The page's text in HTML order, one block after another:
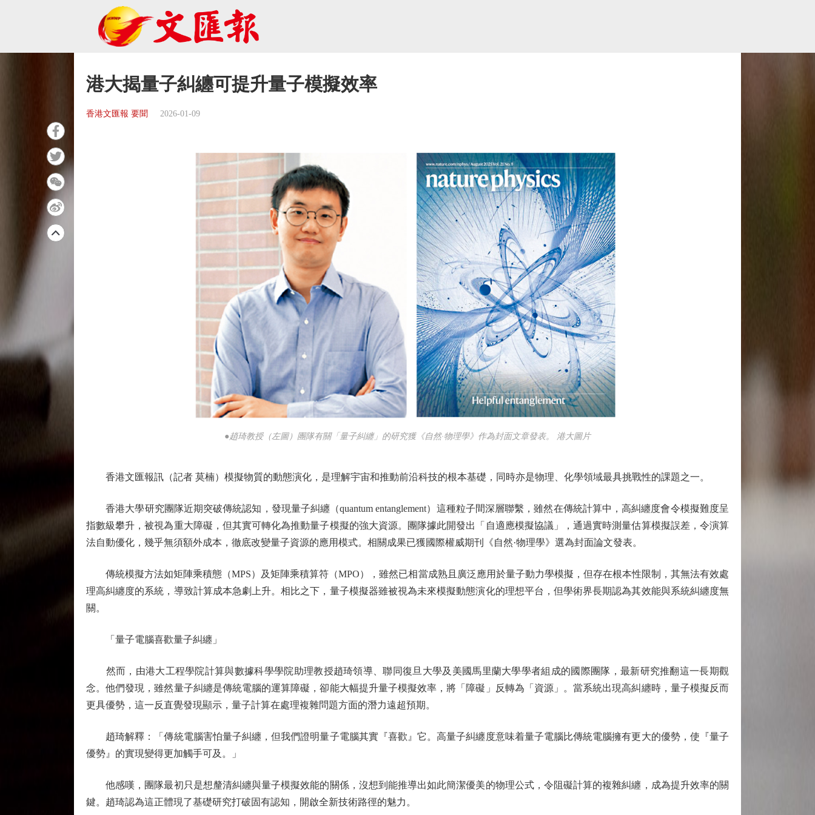
港大揭量子糾纏可提升量子模擬效率
香港文匯報 要聞 2026-01-09
●趙琦教授（左圖）團隊有關「量子糾纏」的研究獲《自然·物理學》作為封面文章發表。 港大圖片
香港文匯報訊（記者 莫楠）模擬物質的動態演化，是理解宇宙和推動前沿科技的根本基礎，同時亦是物理、化學領域最具挑戰性的課題之一。
香港大學研究團隊近期突破傳統認知，發現量子糾纏（quantum entanglement）這種粒子間深層聯繫，雖然在傳統計算中，高糾纏度會令模擬難度呈
指數級攀升，被視為重大障礙，但其實可轉化為推動量子模擬的強大資源。團隊據此開發出「自適應模擬協議」，通過實時測量估算模擬誤差，令演算
法自動優化，幾乎無須額外成本，徹底改變量子資源的應用模式。相關成果已獲國際權威期刊《自然·物理學》選為封面論文發表。
傳統模擬方法如矩陣乘積態（MPS）及矩陣乘積算符（MPO），雖然已相當成熟且廣泛應用於量子動力學模擬，但存在根本性限制，其無法有效處
理高糾纏度的系統，導致計算成本急劇上升。相比之下，量子模擬器雖被視為未來模擬動態演化的理想平台，但學術界長期認為其效能與系統糾纏度無
關。
「量子電腦喜歡量子糾纏」
然而，由港大工程學院計算與數據科學學院助理教授趙琦領導、聯同復旦大學及美國馬里蘭大學學者組成的國際團隊，最新研究推翻這一長期觀
念。他們發現，雖然量子糾纏是傳統電腦的運算障礙，卻能大幅提升量子模擬效率，將「障礙」反轉為「資源」。當系統出現高糾纏時，量子模擬反而
更具優勢，這一反直覺發現顯示，量子計算在處理複雜問題方面的潛力遠超預期。
趙琦解釋：「傳統電腦害怕量子糾纏，但我們證明量子電腦其實『喜歡』它。高量子糾纏度意味着量子電腦比傳統電腦擁有更大的優勢，使『量子
優勢』的實現變得更加觸手可及。」
他感嘆，團隊最初只是想釐清糾纏與量子模擬效能的關係，沒想到能推導出如此簡潔優美的物理公式，令阻礙計算的複雜糾纏，成為提升效率的關
鍵。趙琦認為這正體現了基礎研究打破固有認知，開啟全新技術路徑的魅力。